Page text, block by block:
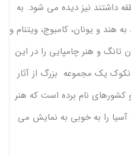
داشتند نیز دیده می شود. به
هند و یونان، کامبوج، ویتنام و
تانگ و هنر چامپایی را در این
یک مجموعه بزرگ از آثار
نام برده است که هنر
را به خوبی به نمایش می